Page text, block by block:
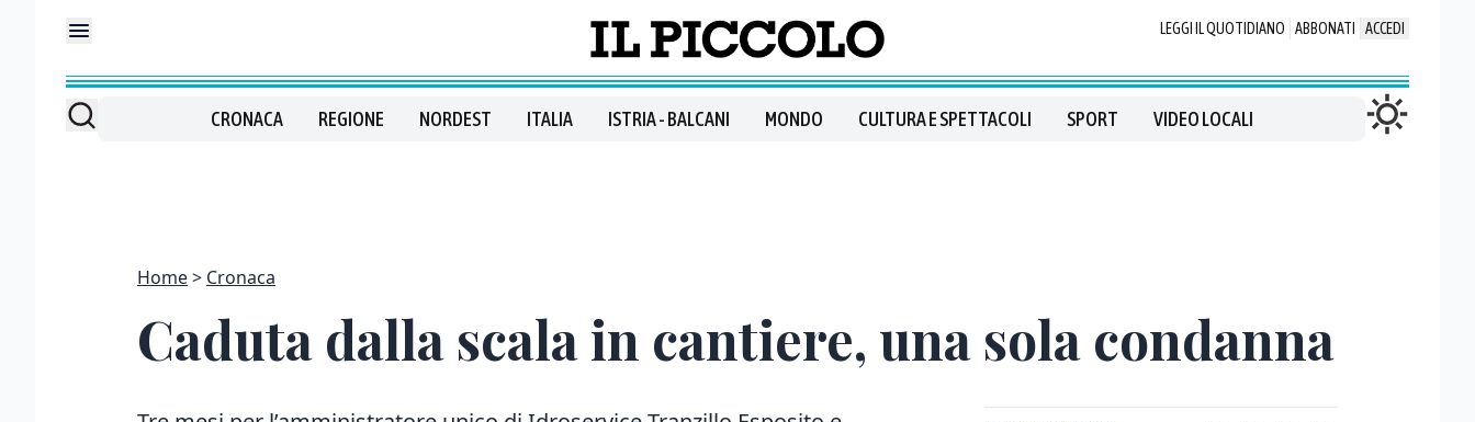
LEGGI IL QUOTIDIANO ABBONATI ACCEDI
CRONACA REGIONE NORDEST ITALIA ISTRIA - BALCANI MONDO CULTURA E SPETTACOLI SPORT VIDEO LOCALI
Home Cronaca
Caduta dalla scala in cantiere, una sola condanna